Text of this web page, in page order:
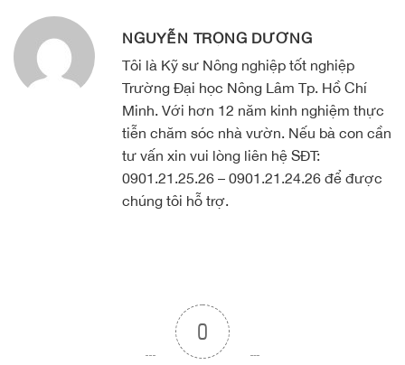
NGUYỄN TRỌNG DƯƠNG
Tôi là Kỹ sư Nông nghiệp tốt nghiệp
Trường Đại học Nông Lâm Tp. Hồ Chí
Minh. Với hơn 12 năm kinh nghiệm thực
tiễn chăm sóc nhà vườn. Nếu bà con cần
tư vấn xin vui lòng liên hệ SĐT:
0901.21.25.26 – 0901.21.24.26 để được
chúng tôi hỗ trợ.
0